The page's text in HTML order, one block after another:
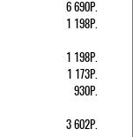
6 690Р.
1 198Р.
1 198Р.
1 173Р.
930Р.
3 602Р.